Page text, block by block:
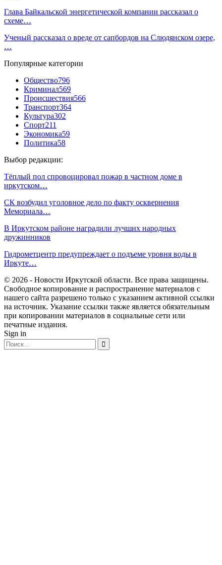
Глава Байкальской энергетической компании рассказал о
схеме…
Ученый рассказал о вреде от сапбордов на Слюдянском озере,
…
Популярные категории
Общество796
Криминал569
Происшествия566
Транспорт364
Культура302
Спорт211
Экономика59
Политика58
Выбор редакции:
Тёплый пол спровоцировал пожар в частном доме в
иркутском…
СК возбудил уголовное дело по факту осквернения
Мемориала…
В Иркутском районе наградили лучших народных
дружинников
Гидрометцентр предупреждает о подъеме уровня воды в
Иркуте…
© 2026 - Новости Иркутской области. Все права защищены.
Свободное копирование и распространение материалов с
нашего сайта разрешено только с указанием активной ссылки
на источник. Указание ссылки также является обязательным
при копировании материалов в социальные сети или
печатные издания.
Sign in